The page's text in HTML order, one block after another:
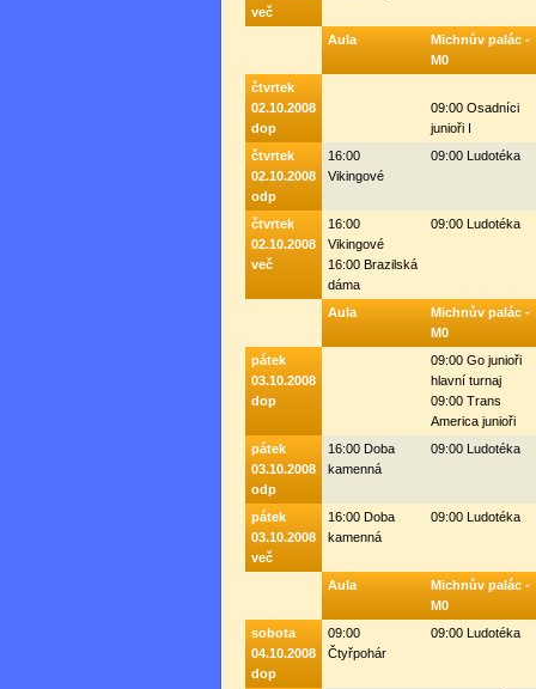
več
Aula
Michnův palác -
M0
čtvrtek
02.10.2008
dop
09:00 Osadníci
junioři I
čtvrtek
02.10.2008
odp
16:00
Vikingové
09:00 Ludotéka
čtvrtek
02.10.2008
več
16:00
Vikingové
16:00 Brazilská
dáma
09:00 Ludotéka
Aula
Michnův palác -
M0
pátek
03.10.2008
dop
09:00 Go junioři
hlavní turnaj
09:00 Trans
America junioři
pátek
03.10.2008
odp
16:00 Doba
kamenná
09:00 Ludotéka
pátek
03.10.2008
več
16:00 Doba
kamenná
09:00 Ludotéka
Aula
Michnův palác -
M0
sobota
04.10.2008
dop
09:00
Čtyřpohár
09:00 Ludotéka